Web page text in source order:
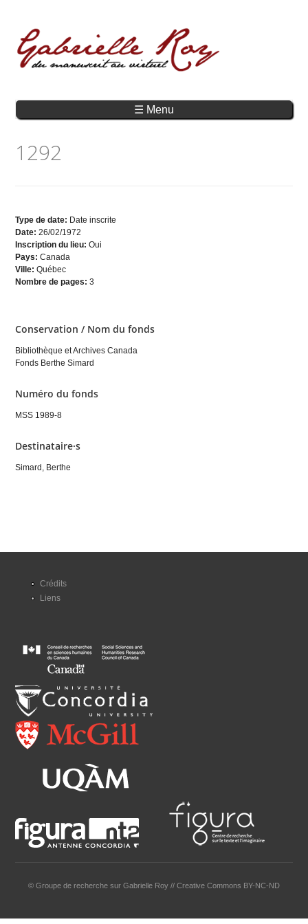
☰ Menu
1292
Type de date: Date inscrite
Date:26/02/1972
Inscription du lieu:Oui
Pays:Canada
Ville:Québec
Nombre de pages:3
Conservation / Nom du fonds
Bibliothèque et Archives Canada
Fonds Berthe Simard
Numéro du fonds
MSS 1989-8
Destinataire·s
Simard, Berthe
Crédits
Liens
© Groupe de recherche sur Gabrielle Roy // Creative Commons BY-NC-ND